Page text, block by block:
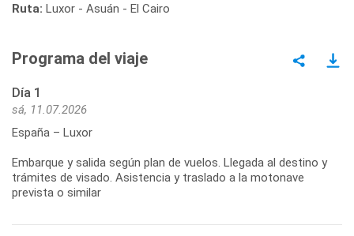
Ruta: Luxor - Asuán - El Cairo
Programa del viaje
Día 1
sá, 11.07.2026
España – Luxor
Embarque y salida según plan de vuelos. Llegada al destino y
trámites de visado. Asistencia y traslado a la motonave
prevista o similar